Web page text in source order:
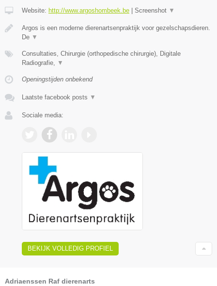
Website: http://www.argoshombeek.be Screenshot ▼
Argos is een moderne dierenartsenpraktijk voor gezelschapsdieren.
De ▼
Consultaties, Chirurgie (orthopedische chirurgie), Digitale
Radiografie,
▼
Openingstijden onbekend
Laatste facebook posts ▼
Sociale media:
BEKIJK VOLLEDIG PROFIEL
Adriaenssen Raf dierenarts